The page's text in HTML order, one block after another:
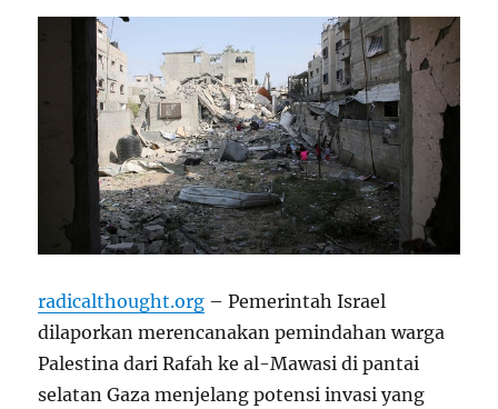
radicalthought.org – Pemerintah Israel
dilaporkan merencanakan pemindahan warga
Palestina dari Rafah ke al-Mawasi di pantai
selatan Gaza menjelang potensi invasi yang